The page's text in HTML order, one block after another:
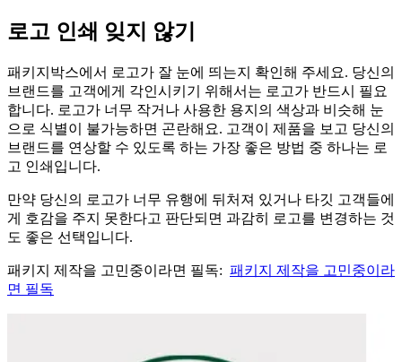
로고 인쇄 잊지 않기
패키지박스에서 로고가 잘 눈에 띄는지 확인해 주세요. 당신의
브랜드를 고객에게 각인시키기 위해서는 로고가 반드시 필요
합니다. 로고가 너무 작거나 사용한 용지의 색상과 비슷해 눈
으로 식별이 불가능하면 곤란해요. 고객이 제품을 보고 당신의
브랜드를 연상할 수 있도록 하는 가장 좋은 방법 중 하나는 로
고 인쇄입니다.
만약 당신의 로고가 너무 유행에 뒤처져 있거나 타깃 고객들에
게 호감을 주지 못한다고 판단되면 과감히 로고를 변경하는 것
도 좋은 선택입니다.
패키지 제작을 고민중이라면 필독: 패키지 제작을 고민중이라
면 필독